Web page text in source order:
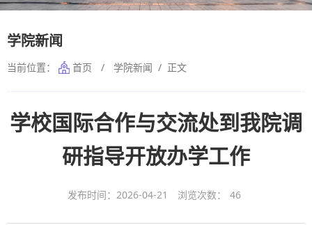
学院新闻
当前位置： 首页 / 学院新闻 / 正文
学校国际合作与交流处到我院调
研指导开放办学工作
发布时间：2026-04-21 浏览次数： 46